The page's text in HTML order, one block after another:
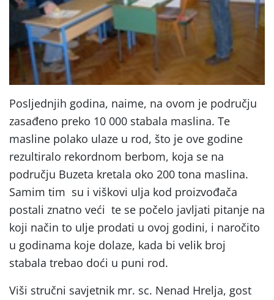
Posljednjih godina, naime, na ovom je području
zasađeno preko 10 000 stabala maslina. Te
masline polako ulaze u rod, što je ove godine
rezultiralo rekordnom berbom, koja se na
području Buzeta kretala oko 200 tona maslina.
Samim tim su i viškovi ulja kod proizvođača
postali znatno veći te se počelo javljati pitanje na
koji način to ulje prodati u ovoj godini, i naročito
u godinama koje dolaze, kada bi velik broj
stabala trebao doći u puni rod.
Viši stručni savjetnik mr. sc. Nenad Hrelja, gost